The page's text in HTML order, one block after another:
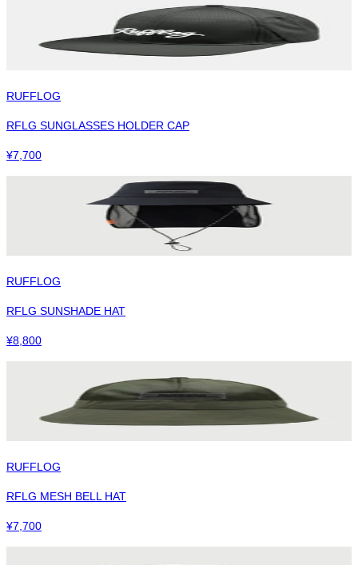
RUFFLOG
RFLG SUNGLASSES HOLDER CAP
¥7,700
RUFFLOG
RFLG SUNSHADE HAT
¥8,800
RUFFLOG
RFLG MESH BELL HAT
¥7,700